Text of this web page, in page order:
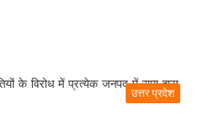
उत्तर प्रदेश